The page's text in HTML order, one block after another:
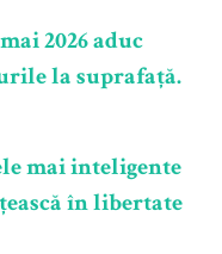
2026 aduc
la suprafață.
mai inteligente
în libertate